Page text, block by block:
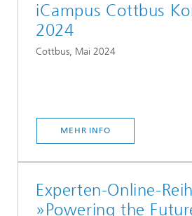
iCampus Cottbus
2024
Cottbus, Mai 2024
MEHR INFO
Experten-Online-
»Powering the